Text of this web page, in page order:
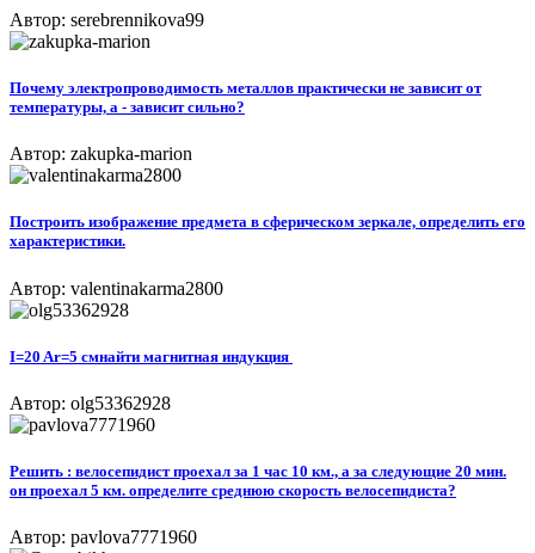
Автор: serebrennikova99
Почему электропроводимость металлов практически не зависит от
температуры, а - зависит сильно?
Автор: zakupka-marion
Построить изображение предмета в сферическом зеркале, определить его
характеристики.
Автор: valentinakarma2800
I=20 Ar=5 смнайти магнитная индукция ​
Автор: olg53362928
Решить : велосепидист проехал за 1 час 10 км., а за следующие 20 мин.
он проехал 5 км. определите среднюю скорость велосепидиста?
Автор: pavlova7771960